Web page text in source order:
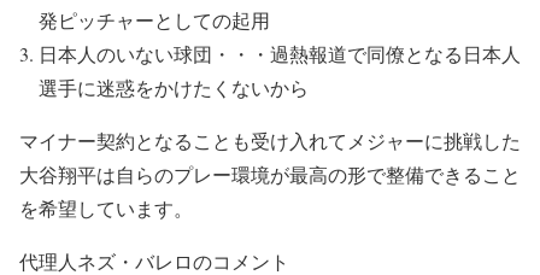
発ピッチャーとしての起用
日本人のいない球団・・・過熱報道で同僚となる日本人
選手に迷惑をかけたくないから
マイナー契約となることも受け入れてメジャーに挑戦した
大谷翔平は自らのプレー環境が最高の形で整備できること
を希望しています。
代理人ネズ・バレロのコメント